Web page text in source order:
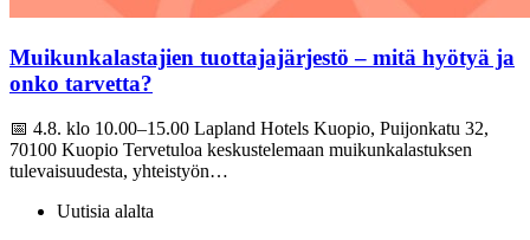
Muikunkalastajien tuottajajärjestö – mitä hyötyä ja
onko tarvetta?
📅 4.8. klo 10.00–15.00 Lapland Hotels Kuopio, Puijonkatu 32,
70100 Kuopio Tervetuloa keskustelemaan muikunkalastuksen
tulevaisuudesta, yhteistyön…
Uutisia alalta